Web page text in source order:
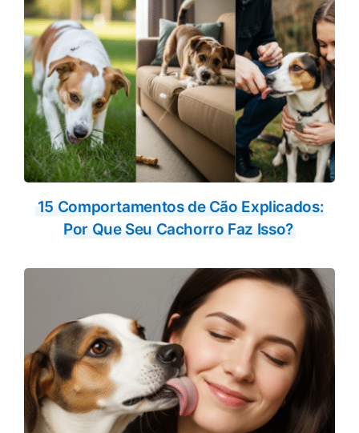
15 Comportamentos de Cão Explicados:
Por Que Seu Cachorro Faz Isso?